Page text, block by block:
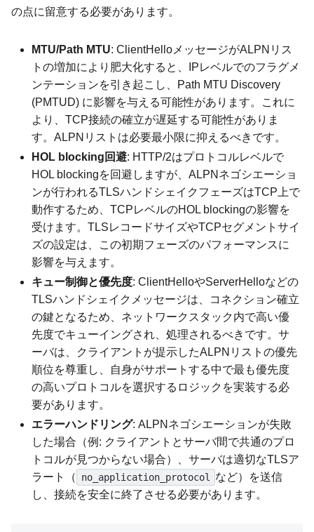
の点に留意する必要があります。
MTU/Path MTU: ClientHelloメッセージがALPNリス
トの増加により肥大化すると、IPレベルでのフラグメ
ンテーションを引き起こし、Path MTU Discovery
(PMTUD) に影響を与える可能性があります。これに
より、TCP接続の確立が遅延する可能性がありま
す。ALPNリストは必要最小限に抑えるべきです。
HOL blocking回避: HTTP/2はプロトコルレベルで
HOL blockingを回避しますが、ALPNネゴシエーショ
ンが行われるTLSハンドシェイクフェーズはTCP上で
動作するため、TCPレベルのHOL blockingの影響を
受けます。TLSレコードサイズやTCPセグメントサイ
ズの設定は、この初期フェーズのパフォーマンスに
影響を与えます。
キュー制御と優先度: ClientHelloやServerHelloなどの
TLSハンドシェイクメッセージは、コネクション確立
の鍵となるため、ネットワークスタック内で高い優
先度でキューイングされ、処理されるべきです。サ
ーバは、クライアントが提示したALPNリストの優先
順位を尊重し、自身がサポートする中で最も優先度
の高いプロトコルを選択するロジックを実装する必
要があります。
エラーハンドリング: ALPNネゴシエーションが失敗
した場合（例: クライアントとサーバ間で共通のプロ
トコルが見つからない場合）、サーバは適切なTLSア
ラート（
no_application_protocol など）を送信
し、接続を安全に終了させる必要があります。